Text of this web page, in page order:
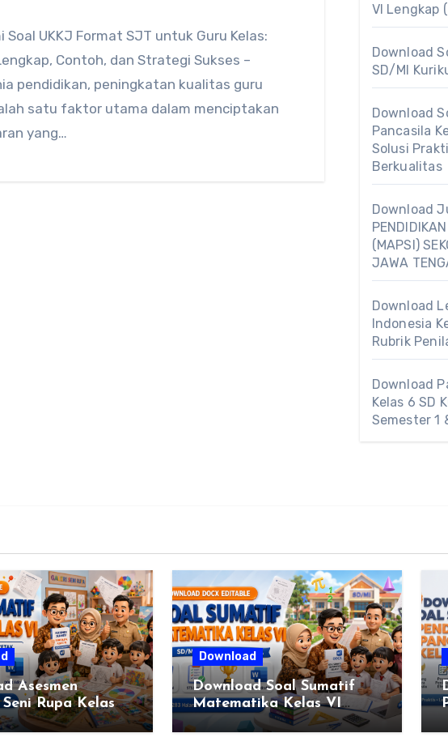
Soal UKKJ Format SJT untuk Guru Kelas:
Contoh, dan Strategi Sukses –
pendidikan, peningkatan kualitas guru
satu faktor utama dalam menciptakan
yang…
VI Lengkap
Download
SD/MI
Download
Pancasila
Solusi
Berkualitas
Download
(MAPSI)
JAWA
Download
Indonesia
Rubrik
Download
Kelas 6 SD
Semester 1
Asesmen
Rupa Kelas
(DOCX)
Download
Download Soal Sumatif
Matematika Kelas VI
SD/MI Kurikulum Merdeka